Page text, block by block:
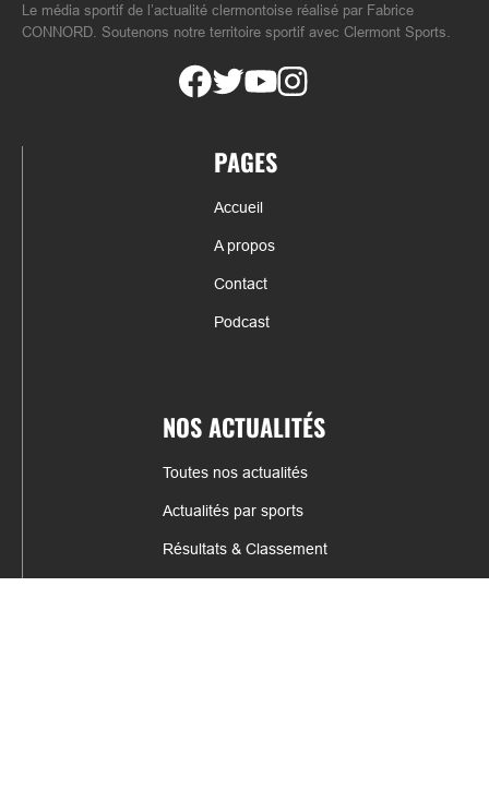
Le média sportif de l’actualité clermontoise réalisé par Fabrice
CONNORD. Soutenons notre territoire sportif avec Clermont Sports.
PAGES
Accueil
A propos
Contact
Podcast
NOS ACTUALITÉS
Toutes nos actualités
Actualités par sports
Résultats & Classement